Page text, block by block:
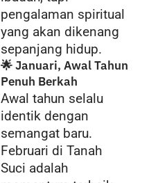
pengalaman spiritual
yang akan dikenang
sepanjang hidup.
🌟 Januari, Awal Tahun
Penuh Berkah
Awal tahun selalu
identik dengan
semangat baru.
Februari di Tanah
Suci adalah